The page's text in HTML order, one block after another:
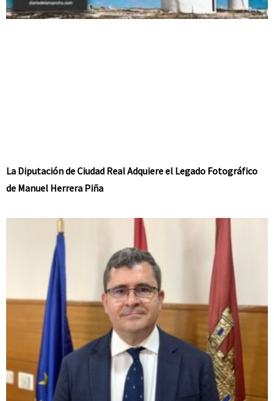
La Diputación de Ciudad Real Adquiere el Legado Fotográfico
de Manuel Herrera Piña